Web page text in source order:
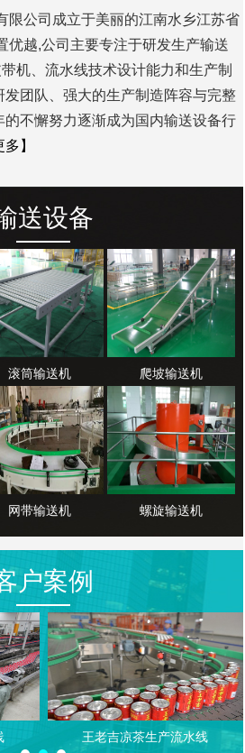
公司成立于美丽的江南水乡江苏省
优越,公司主要专注于研发生产输送
机、流水线技术设计能力和生产制
团队、强大的生产制造阵容与完整
不懈努力逐渐成为国内输送设备行
多】
送设备
滚筒输送机 爬坡输送机
网带输送机 螺旋输送机
户案例
王老吉凉茶生产流水线